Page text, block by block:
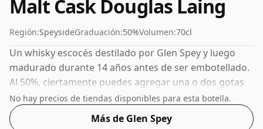
Malt Cask Douglas Laing
Región:SpeysideGraduación:50%Volumen:70cl
Un whisky escocés destilado por Glen Spey y luego
madurado durante 14 años antes de ser embotellado.
Al 50%, ciertamente puedes agregar una o dos gotas
de agua decente a este whisky para realzar la textura y
abrir el espíritu.
No hay precios de tiendas disponibles para esta botella.
Más de Glen Spey